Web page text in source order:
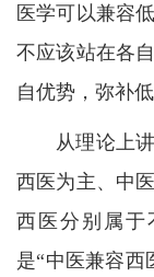
医学可以兼容
不应该站在各
自优势，弥补
从理论上
西医为主、中
西医分别属于
是“中医兼容西